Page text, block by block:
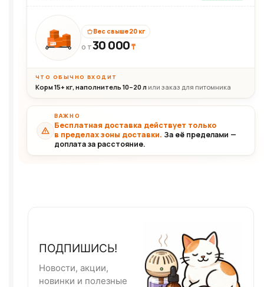
30+кг
Вес свыше 20 кг
ОТ30 000₸
ЧТО ОБЫЧНО ВХОДИТ
Корм 15+ кг, наполнитель 10–20 л или заказ для питомника
ВАЖНО
Бесплатная доставка действует только
в пределах зоны доставки. За её пределами —
доплата за расстояние.
ПОДПИШИСЬ!
Новости, акции,
новинки и полезные